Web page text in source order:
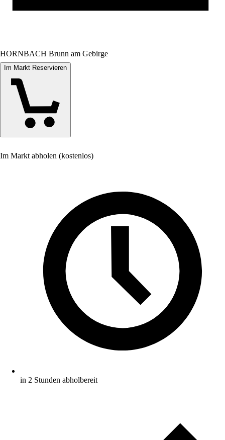
HORNBACH Brunn am Gebirge
Im Markt Reservieren
Im Markt abholen (kostenlos)
in 2 Stunden abholbereit